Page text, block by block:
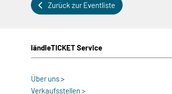
Zurück zur Eventliste
ländleTICKET Service
Über uns >
Verkaufsstellen >